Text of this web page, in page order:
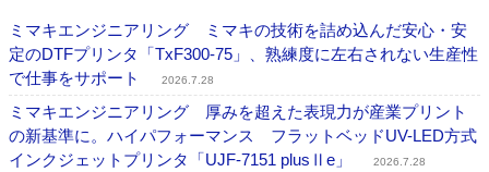
ミマキエンジニアリング ミマキの技術を詰め込んだ安心・安
定のDTFプリンタ「TxF300-75」、熟練度に左右されない生産性
で仕事をサポート
2026.7.28
ミマキエンジニアリング 厚みを超えた表現力が産業プリント
の新基準に。ハイパフォーマンス フラットベッドUV-LED方式
インクジェットプリンタ「UJF-7151 plusⅡe」
2026.7.28